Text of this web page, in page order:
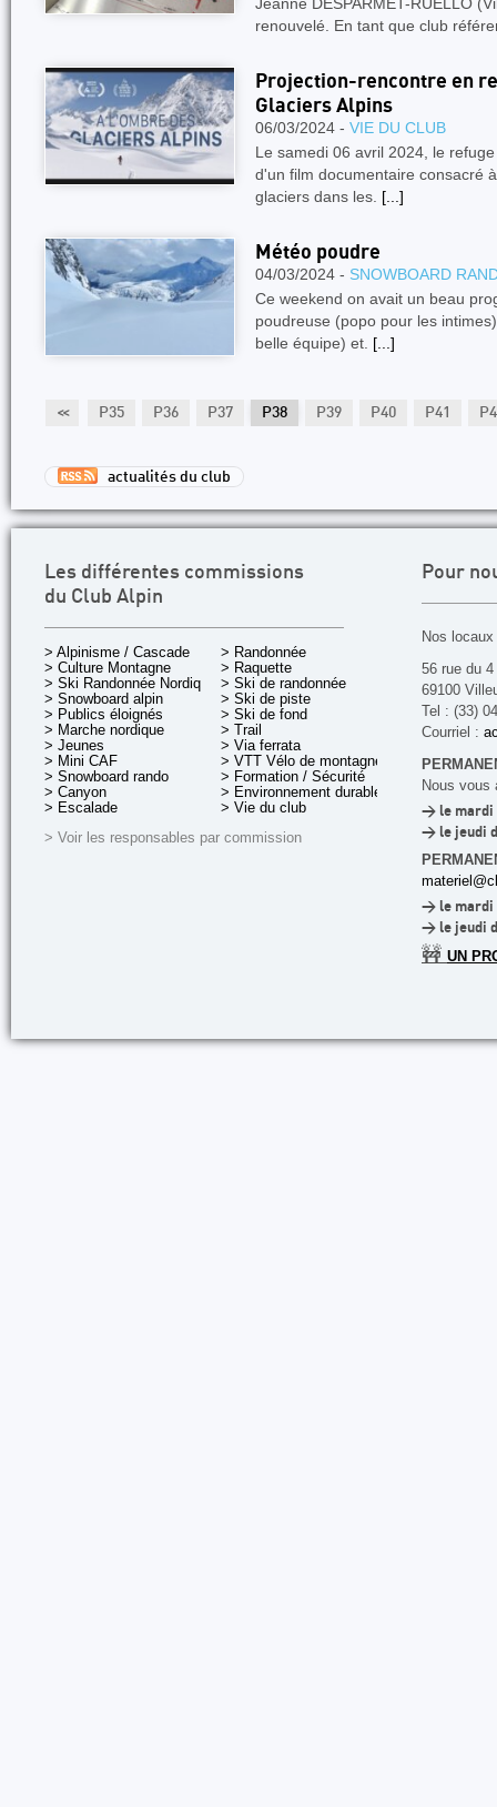
renouvelé. En tant que club
Projection-rencontre en
Glaciers Alpins
06/03/2024 - VIE DU CLUB
Le samedi 06 avril 2024, le
d'un film documentaire consacré
glaciers dans les. [...]
Météo poudre
04/03/2024 - SNOWBOARD
Ce weekend on avait un beau
poudreuse (popo pour les
belle équipe) et. [...]
<<
P34 P35 P36 P37 P38 P39 P40 P41
actualités du club
Les différentes commissions
du Club Alpin
> Alpinisme / Cascade
> Culture Montagne
> Ski Randonnée Nordique
> Snowboard alpin
> Publics éloignés
> Marche nordique
> Jeunes
> Mini CAF
> Snowboard rando
> Canyon
> Escalade
> Randonnée
> Raquette
> Ski de randonnée
> Ski de piste
> Ski de fond
> Trail
> Via ferrata
> VTT Vélo de montagne
> Formation / Sécurité
> Environnement durable
> Vie du club
> Voir les responsables par commission
Pour
Nos
56 rue du
69100
Tel : (33)
Courriel :
Nous vous
> le mardi
> le jeudi
> le mardi
> le jeudi
🚧 UN